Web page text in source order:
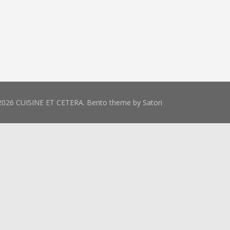
CUISINE ET CETERA. Bento theme by Satori